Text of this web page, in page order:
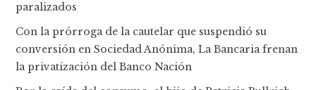
paralizados
Con la prórroga de la cautelar que suspendió su
conversión en Sociedad Anónima, La Bancaria frenan
la privatización del Banco Nación